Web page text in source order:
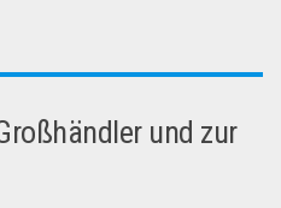
und zur